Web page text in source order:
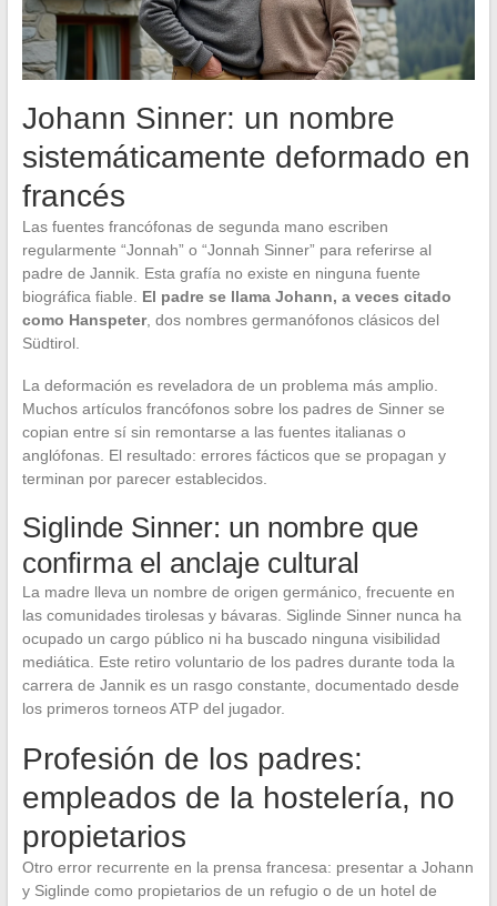
Johann Sinner: un nombre
sistemáticamente deformado en
francés
Las fuentes francófonas de segunda mano escriben
regularmente “Jonnah” o “Jonnah Sinner” para referirse al
padre de Jannik. Esta grafía no existe en ninguna fuente
biográfica fiable. El padre se llama Johann, a veces citado
como Hanspeter, dos nombres germanófonos clásicos del
Südtirol.
La deformación es reveladora de un problema más amplio.
Muchos artículos francófonos sobre los padres de Sinner se
copian entre sí sin remontarse a las fuentes italianas o
anglófonas. El resultado: errores fácticos que se propagan y
terminan por parecer establecidos.
Siglinde Sinner: un nombre que
confirma el anclaje cultural
La madre lleva un nombre de origen germánico, frecuente en
las comunidades tirolesas y bávaras. Siglinde Sinner nunca ha
ocupado un cargo público ni ha buscado ninguna visibilidad
mediática. Este retiro voluntario de los padres durante toda la
carrera de Jannik es un rasgo constante, documentado desde
los primeros torneos ATP del jugador.
Profesión de los padres:
empleados de la hostelería, no
propietarios
Otro error recurrente en la prensa francesa: presentar a Johann
y Siglinde como propietarios de un refugio o de un hotel de